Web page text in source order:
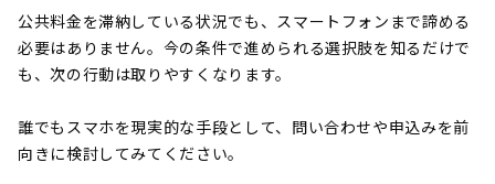
公共料金を滞納している状況でも、スマートフォンまで諦める
必要はありません。今の条件で進められる選択肢を知るだけで
も、次の行動は取りやすくなります。
誰でもスマホを現実的な手段として、問い合わせや申込みを前
向きに検討してみてください。